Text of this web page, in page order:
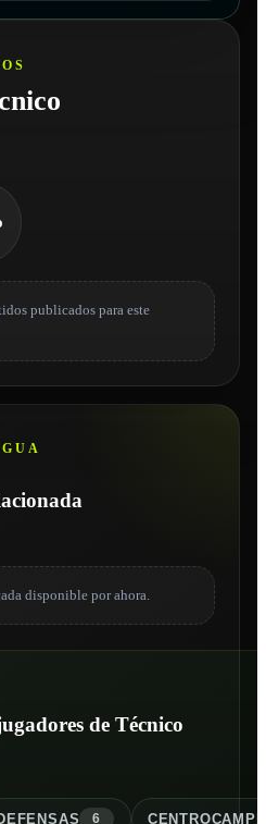
publicados para este
disponible por ahora.
de Técnico
S 6